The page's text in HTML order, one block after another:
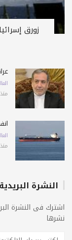
زورق
منذ 8 أيام
منذ 8 أيام
النشرة البريدية
اشترك فى النشرة
نشرها